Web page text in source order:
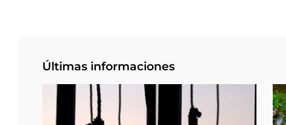
Últimas informaciones